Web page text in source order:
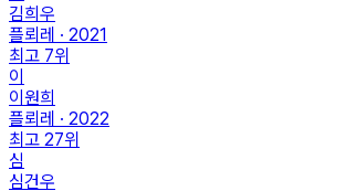
김희우
플뢰레 · 2021
최고 7위
이
이원희
플뢰레 · 2022
최고 27위
심
심건우